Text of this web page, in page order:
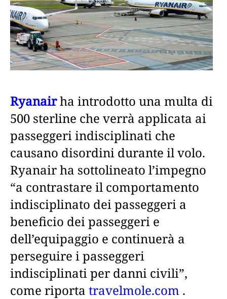
Ryanairha introdotto una multa di
500 sterline che verrà applicata ai
passeggeri indisciplinati che
causano disordini durante il volo.
Ryanair ha sottolineato l’impegno
“a contrastare il comportamento
indisciplinato dei passeggeri a
beneficio dei passeggeri e
dell’equipaggio e continuerà a
perseguire i passeggeri
indisciplinati per danni civili”,
come riporta travelmole.com .